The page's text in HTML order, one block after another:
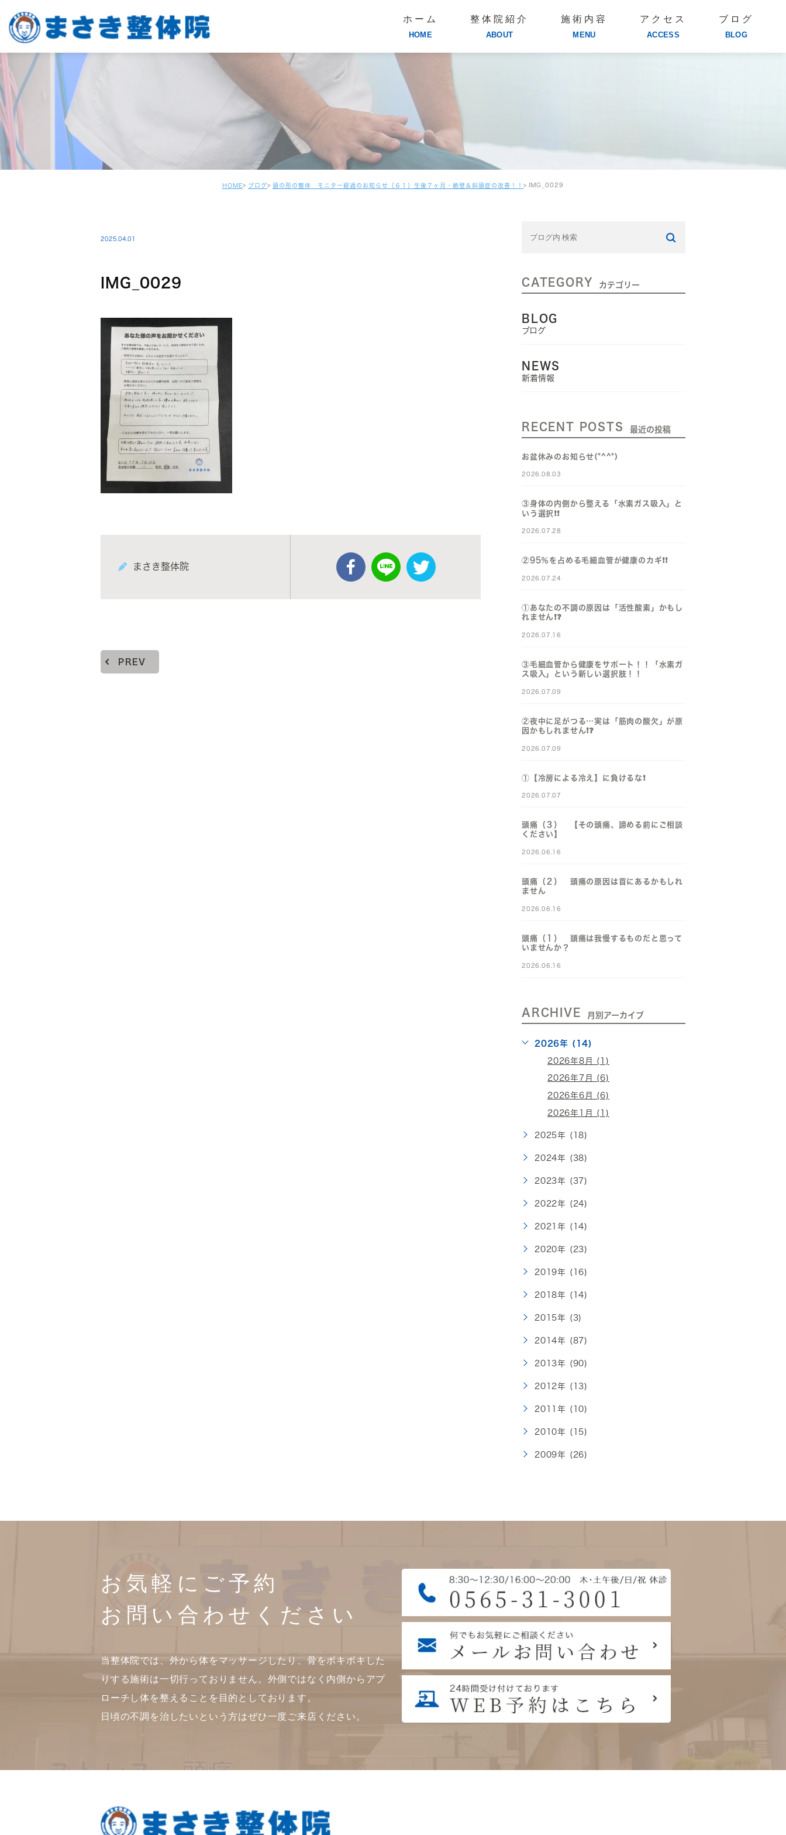
ホーム
HOME
整体院紹介
ABOUT
施術内容
MENU
アクセス
ACCESS
ブログ
BLOG
HOME ブログ 頭の形の整体 モニター経過のお知らせ（６１）生後７ヶ月・絶壁＆斜頭症の改善！！ IMG_0029
2025.04.01
IMG_0029
まさき整体院
PREV
CATEGORY カテゴリー
BLOG
ブログ
NEWS
新着情報
RECENT POSTS 最近の投稿
お盆休みのお知らせ(*^^*)
2026.08.03
③身体の内側から整える「水素ガス吸入」と
いう選択❗️❗️
2026.07.28
②95％を占める毛細血管が健康のカギ❗️❗️
2026.07.24
①あなたの不調の原因は「活性酸素」かもし
れません❗️❓️
2026.07.16
③毛細血管から健康をサポート！！「水素ガ
ス吸入」という新しい選択肢！！
2026.07.09
②夜中に足がつる…実は「筋肉の酸欠」が原
因かもしれません❗️❓️
2026.07.09
①【冷房による冷え】に負けるな❗️
2026.07.07
頭痛（３） 【その頭痛、諦める前にご相談
ください】
2026.06.16
頭痛（２） 頭痛の原因は首にあるかもしれ
ません
2026.06.16
頭痛（１） 頭痛は我慢するものだと思って
いませんか？
2026.06.16
ARCHIVE 月別アーカイブ
2026年 (14)
2026年8月 (1)
2026年7月 (6)
2026年6月 (6)
2026年1月 (1)
2025年 (18)
2024年 (38)
2023年 (37)
2022年 (24)
2021年 (14)
2020年 (23)
2019年 (16)
2018年 (14)
2015年 (3)
2014年 (87)
2013年 (90)
2012年 (13)
2011年 (10)
2010年 (15)
2009年 (26)
お気軽にご予約
お問い合わせください
当整体院では、外から体をマッサージしたり、骨をボキボキした
りする施術は一切行っておりません。外側ではなく内側からアプ
ローチし体を整えることを目的としております。
日頃の不調を治したいという方はぜひ一度ご来店ください。